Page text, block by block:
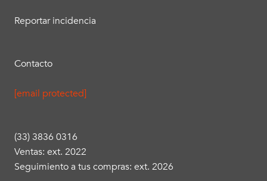
Reportar incidencia
Contacto
[email protected]
(33) 3836 0316
Ventas: ext. 2022
Seguimiento a tus compras: ext. 2026